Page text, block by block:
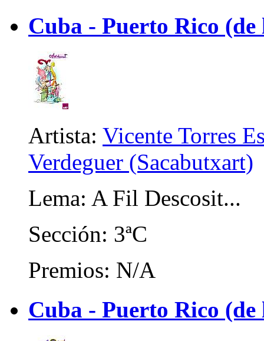
Cuba - Puerto Rico
Artista: Vicente Torres
Verdeguer (Sacabutxart)
Lema: A Fil Descosit...
Sección: 3ªC
Premios: N/A
Cuba - Puerto Rico